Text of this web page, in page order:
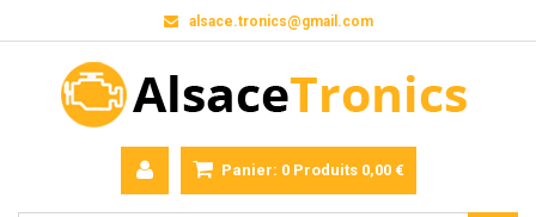
alsace.tronics@gmail.com
Panier: 0 Produits 0,00 €